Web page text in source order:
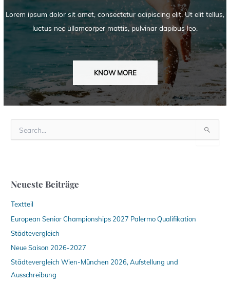
Lorem ipsum dolor sit amet, consectetur adipiscing elit. Ut elit tellus,
luctus nec ullamcorper mattis, pulvinar dapibus leo.
KNOW MORE
n
c
h
Neueste Beiträge
Textteil
European Senior Championships 2027 Palermo Qualifikation
Städtevergleich
Neue Saison 2026-2027
Städtevergleich Wien-München 2026, Aufstellung und
Ausschreibung